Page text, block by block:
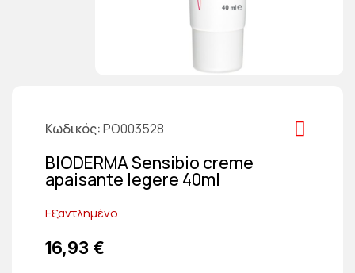
Κωδικός PO003528
BIODERMA Sensibio creme
apaisante legere 40ml
Εξαντλημένο
16,93 €